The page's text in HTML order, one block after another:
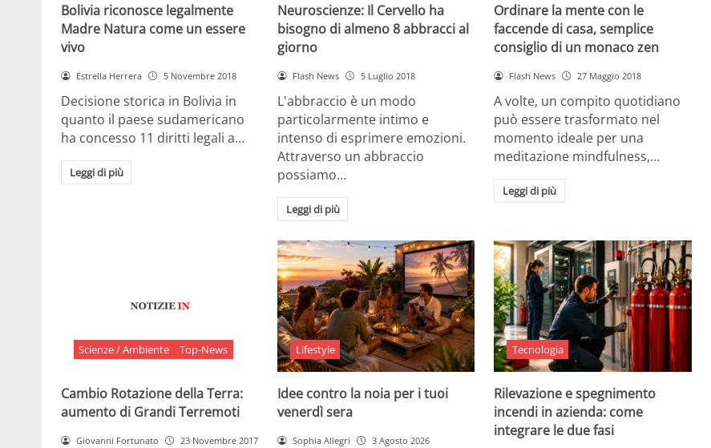
Bolivia riconosce legalmente
Madre Natura come un essere
vivo
Estrella Herrera 5 Novembre 2018
Decisione storica in Bolivia in
quanto il paese sudamericano
ha concesso 11 diritti legali a…
Leggi di più
Neuroscienze: Il Cervello ha
bisogno di almeno 8 abbracci al
giorno
Flash News 5 Luglio 2018
L'abbraccio è un modo
particolarmente intimo e
intenso di esprimere emozioni.
Attraverso un abbraccio
possiamo…
Leggi di più
Ordinare la mente con le
faccende di casa, semplice
consiglio di un monaco zen
Flash News 27 Maggio 2018
A volte, un compito quotidiano
può essere trasformato nel
momento ideale per una
meditazione mindfulness,…
Leggi di più
Scienze / Ambiente Top-News
Cambio Rotazione della Terra:
aumento di Grandi Terremoti
Giovanni Fortunato 23 Novembre 2017
Lifestyle
Idee contro la noia per i tuoi
venerdì sera
Sophia Allegri 3 Agosto 2026
Tecnologia
Rilevazione e spegnimento
incendi in azienda: come
integrare le due fasi